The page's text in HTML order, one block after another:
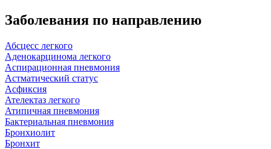
Заболевания по направлению
Абсцесс легкого
Аденокарцинома легкого
Аспирационная пневмония
Астматический статус
Асфиксия
Ателектаз легкого
Атипичная пневмония
Бактериальная пневмония
Бронхиолит
Бронхит